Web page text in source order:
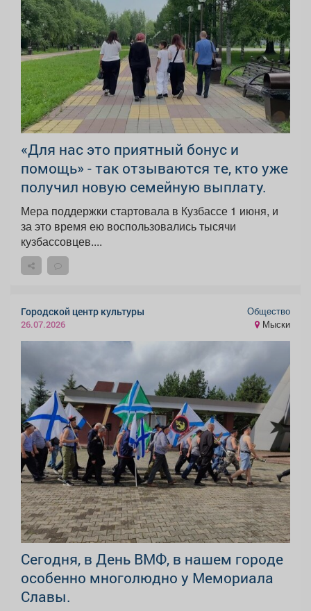
«Для нас это приятный бонус и
помощь» - так отзываются те, кто уже
получил новую семейную выплату.
Мера поддержки стартовала в Кузбассе 1 июня, и
за это время ею воспользовались тысячи
кузбассовцев....
Городской центр культуры
26.07.2026
Общество
Мыски
Сегодня, в День ВМФ, в нашем городе
особенно многолюдно у Мемориала
Славы.